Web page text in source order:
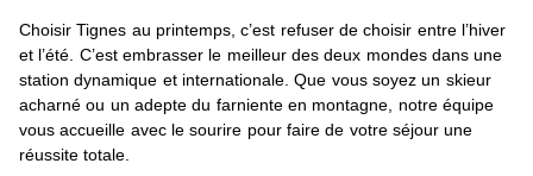
Choisir Tignes au printemps, c’est refuser de choisir entre l’hiver
et l’été. C’est embrasser le meilleur des deux mondes dans une
station dynamique et internationale. Que vous soyez un skieur
acharné ou un adepte du farniente en montagne, notre équipe
vous accueille avec le sourire pour faire de votre séjour une
réussite totale.